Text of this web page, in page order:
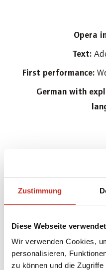
Zustimmung
Diese Webseite
Wir verwenden Cookies,
personalisieren,
zu können und die
Opera
Text:
First performance:
German with
2 hours
CAST
ENSEMBLE